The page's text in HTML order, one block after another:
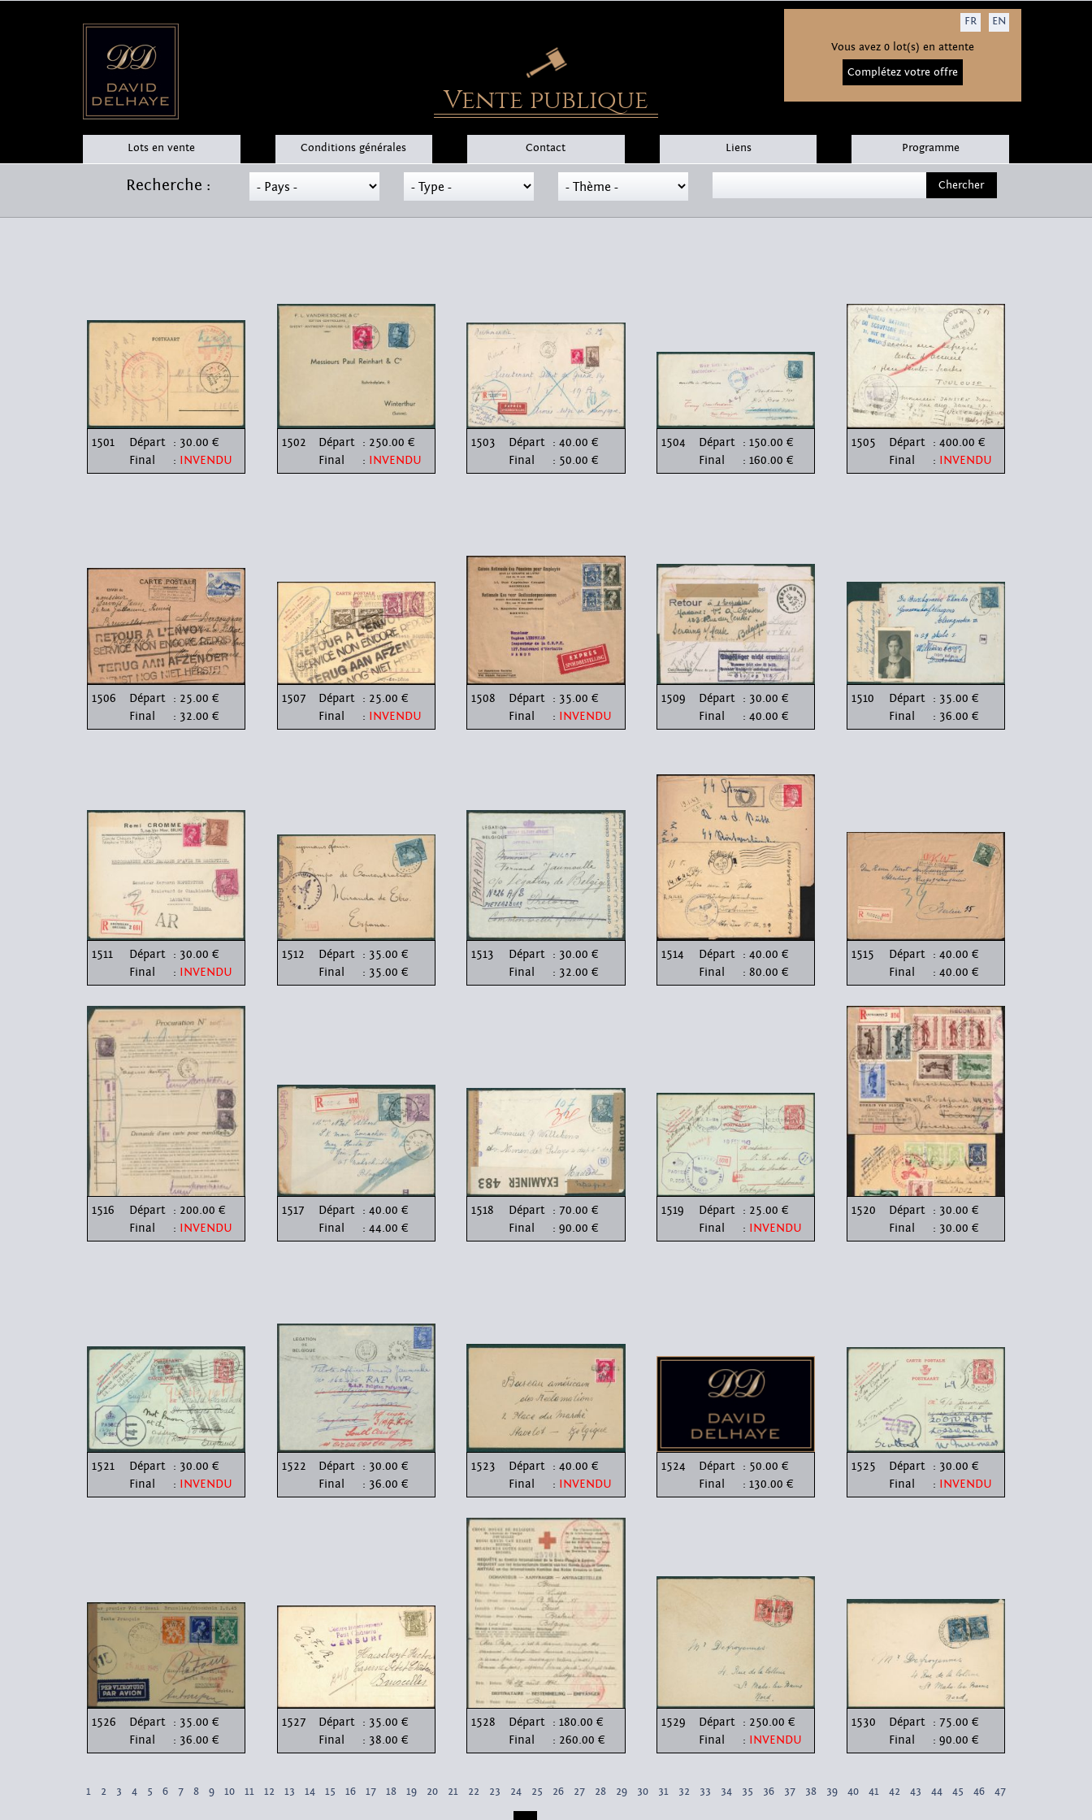
Vente publique
FR
EN
Vous avez 0 lot(s) en attente
Complétez votre offre
Lots en vente Conditions générales Contact Liens Programme
Recherche :
1501 Départ : 30.00 €
Final
: INVENDU
1502 Départ : 250.00 €
Final
: INVENDU
1503 Départ : 40.00 €
Final
: 50.00 €
1504 Départ : 150.00 €
Final
: 160.00 €
1505 Départ : 400.00 €
Final
: INVENDU
1506 Départ : 25.00 €
Final
: 32.00 €
1507 Départ : 25.00 €
Final
: INVENDU
1508 Départ : 35.00 €
Final
: INVENDU
1509 Départ : 30.00 €
Final
: 40.00 €
1510 Départ : 35.00 €
Final
: 36.00 €
1511 Départ : 30.00 €
Final
: INVENDU
1512 Départ : 35.00 €
Final
: 35.00 €
1513 Départ : 30.00 €
Final
: 32.00 €
1514 Départ : 40.00 €
Final
: 80.00 €
1515 Départ : 40.00 €
Final
: 40.00 €
1516 Départ : 200.00 €
Final
: INVENDU
1517 Départ : 40.00 €
Final
: 44.00 €
1518 Départ : 70.00 €
Final
: 90.00 €
1519 Départ : 25.00 €
Final
: INVENDU
1520 Départ : 30.00 €
Final
: 30.00 €
1521 Départ : 30.00 €
Final
: INVENDU
1522 Départ : 30.00 €
Final
: 36.00 €
1523 Départ : 40.00 €
Final
: INVENDU
1524 Départ : 50.00 €
Final
: 130.00 €
1525 Départ : 30.00 €
Final
: INVENDU
1526 Départ : 35.00 €
Final
: 36.00 €
1527 Départ : 35.00 €
Final
: 38.00 €
1528 Départ : 180.00 €
Final
: 260.00 €
1529 Départ : 250.00 €
Final
: INVENDU
1530 Départ : 75.00 €
Final
: 90.00 €
1 2 3 4 5 6 7 8 9 10 11 12 13 14 15 16 17 18 19 20 21 22 23 24 25 26 27 28 29 30 31 32 33 34 35 36 37 38 39 40 41 42 43 44 45 46 47